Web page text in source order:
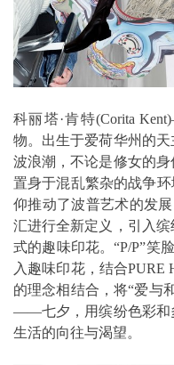
科丽塔·肯特(Corita
物。出生于爱荷华州的
波浪潮，不论是修女的身
置身于混乱繁杂的战争
仰推动了波普艺术的发
汇进行全新定义，引入
式的趣味印花。“P/P”笑
入趣味印花，结合PURE
的理念相结合，将“爱与
——七夕，用缤纷色彩和
生活的向往与渴望。